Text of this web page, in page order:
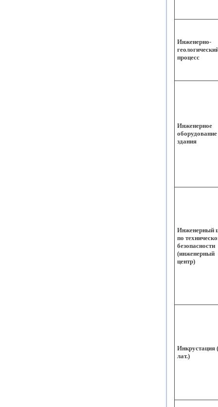
Инженерно-
процесс
Инженерное
оборудование
здания
Инженерный
по
безопасности
(инженерный
центр)
Инкрустация
лат.)